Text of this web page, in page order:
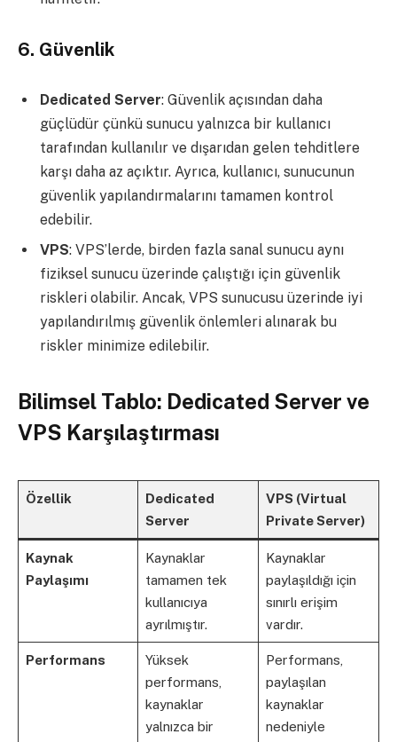
6. Güvenlik
Dedicated Server: Güvenlik açısından daha
güçlüdür çünkü sunucu yalnızca bir kullanıcı
tarafından kullanılır ve dışarıdan gelen tehditlere
karşı daha az açıktır. Ayrıca, kullanıcı, sunucunun
güvenlik yapılandırmalarını tamamen kontrol
edebilir.
VPS: VPS’lerde, birden fazla sanal sunucu aynı
fiziksel sunucu üzerinde çalıştığı için güvenlik
riskleri olabilir. Ancak, VPS sunucusu üzerinde iyi
yapılandırılmış güvenlik önlemleri alınarak bu
riskler minimize edilebilir.
Bilimsel Tablo: Dedicated Server ve
VPS Karşılaştırması
Özellik
Dedicated
Server
VPS (Virtual
Private Server)
Kaynak
Paylaşımı
Kaynaklar
tamamen tek
kullanıcıya
ayrılmıştır.
Kaynaklar
paylaşıldığı için
sınırlı erişim
vardır.
Performans
Yüksek
performans,
kaynaklar
yalnızca bir
Performans,
paylaşılan
kaynaklar
nedeniyle